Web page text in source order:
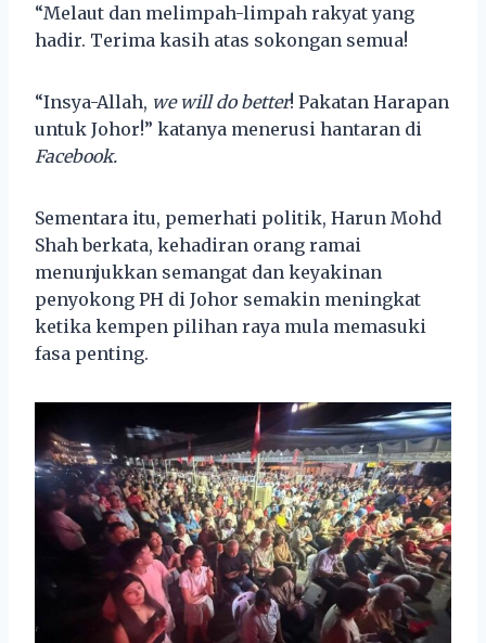
“Melaut dan melimpah-limpah rakyat yang
hadir. Terima kasih atas sokongan semua!
“Insya-Allah, we will do better! Pakatan Harapan
untuk Johor!” katanya menerusi hantaran di
Facebook.
Sementara itu, pemerhati politik, Harun Mohd
Shah berkata, kehadiran orang ramai
menunjukkan semangat dan keyakinan
penyokong PH di Johor semakin meningkat
ketika kempen pilihan raya mula memasuki
fasa penting.